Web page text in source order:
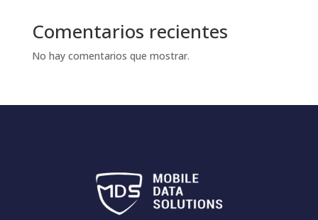
Comentarios recientes
No hay comentarios que mostrar.